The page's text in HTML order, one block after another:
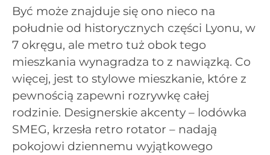
Być może znajduje się ono nieco na
południe od historycznych części Lyonu, w
7 okręgu, ale metro tuż obok tego
mieszkania wynagradza to z nawiązką. Co
więcej, jest to stylowe mieszkanie, które z
pewnością zapewni rozrywkę całej
rodzinie. Designerskie akcenty – lodówka
SMEG, krzesła retro rotator – nadają
pokojowi dziennemu wyjątkowego